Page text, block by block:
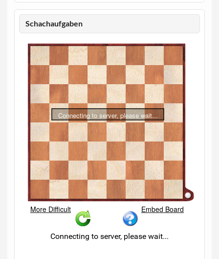
Schachaufgaben